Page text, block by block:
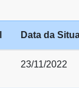
Data da
23/11/2022